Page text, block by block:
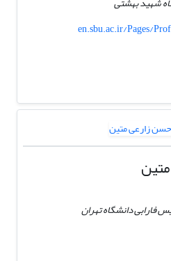
en.sbu.ac.ir/Pages/
فارابی دانشگاه تهران